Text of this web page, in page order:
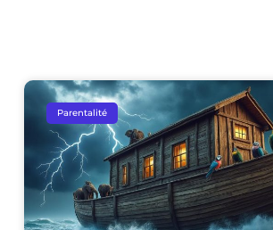
Parentalité